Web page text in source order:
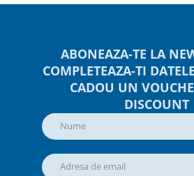
ABONEAZA-TE LA
COMPLETEAZA-TI
CADOU UN
DISCOUNT